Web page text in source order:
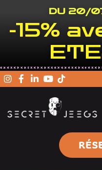
DU 20/
-15%